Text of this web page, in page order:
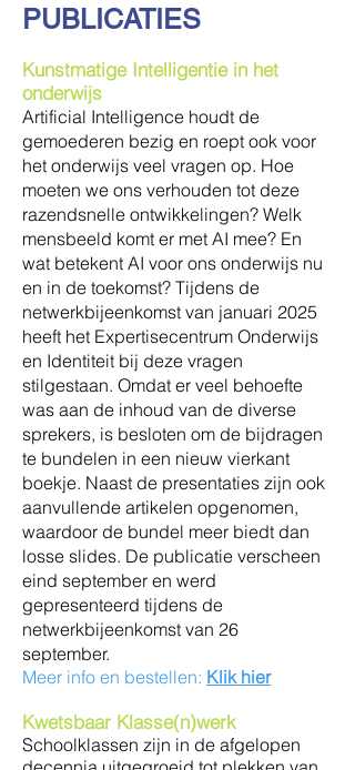
PUBLICATIES
Kunstmatige Intelligentie in het
onderwijs
Artificial Intelligence houdt de
gemoederen bezig en roept ook voor
het onderwijs veel vragen op. Hoe
moeten we ons verhouden tot deze
razendsnelle ontwikkelingen? Welk
mensbeeld komt er met AI mee? En
wat betekent AI voor ons onderwijs nu
en in de toekomst? Tijdens de
netwerkbijeenkomst van januari 2025
heeft het Expertisecentrum Onderwijs
en Identiteit bij deze vragen
stilgestaan. Omdat er veel behoefte
was aan de inhoud van de diverse
sprekers, is besloten om de bijdragen
te bundelen in een nieuw vierkant
boekje. Naast de presentaties zijn ook
aanvullende artikelen opgenomen,
waardoor de bundel meer biedt dan
losse slides. De publicatie verscheen
eind september en werd
gepresenteerd tijdens de
netwerkbijeenkomst van 26
september.
Meer info en bestellen: Klik hier
Kwetsbaar Klasse(n)werk
Schoolklassen zijn in de afgelopen